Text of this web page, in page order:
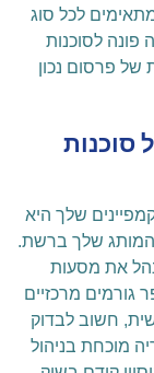
לכל סוג
לסוכנות
של פרסום נכון
סוכנות
שלך היא
שלך ברשת.
את מסעות
מרכזיים
חשוב לבדוק
מוכחת בניהול